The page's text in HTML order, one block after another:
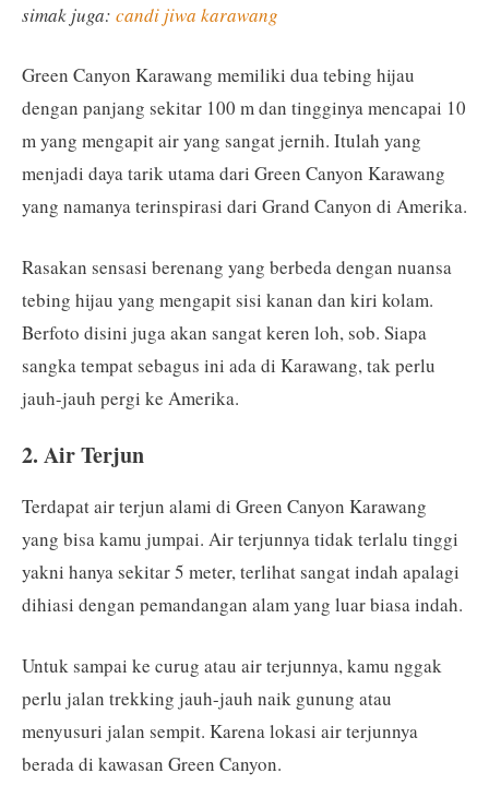
simak juga: candi jiwa karawang
Green Canyon Karawang memiliki dua tebing hijau
dengan panjang sekitar 100 m dan tingginya mencapai 10
m yang mengapit air yang sangat jernih. Itulah yang
menjadi daya tarik utama dari Green Canyon Karawang
yang namanya terinspirasi dari Grand Canyon di Amerika.
Rasakan sensasi berenang yang berbeda dengan nuansa
tebing hijau yang mengapit sisi kanan dan kiri kolam.
Berfoto disini juga akan sangat keren loh, sob. Siapa
sangka tempat sebagus ini ada di Karawang, tak perlu
jauh-jauh pergi ke Amerika.
2. Air Terjun
Terdapat air terjun alami di Green Canyon Karawang
yang bisa kamu jumpai. Air terjunnya tidak terlalu tinggi
yakni hanya sekitar 5 meter, terlihat sangat indah apalagi
dihiasi dengan pemandangan alam yang luar biasa indah.
Untuk sampai ke curug atau air terjunnya, kamu nggak
perlu jalan trekking jauh-jauh naik gunung atau
menyusuri jalan sempit. Karena lokasi air terjunnya
berada di kawasan Green Canyon.